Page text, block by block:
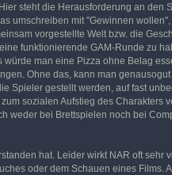
steht die Herausforderung an den
umschreiben mit "Gewinnen
vorgestellte Welt bzw. die
funktionierende GAM-Runde zu
man eine Pizza ohne Belag
Ohne das, kann man
Spieler gestellt werden, auf fast
sozialen Aufstieg des Charakters
weder bei Brettspielen noch bei
hat. Leider wirkt NAR oft sehr
oder dem Schauen eines Films.